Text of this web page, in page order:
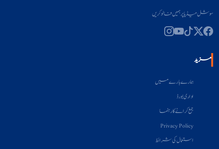
سوشل میڈیا پر ہمیں فالو کریں
مزید
ہمارے بارے میں
اداری بورڈ
جمع کرانے کا رہنما
Privacy Policy
استعمال کی شرائط